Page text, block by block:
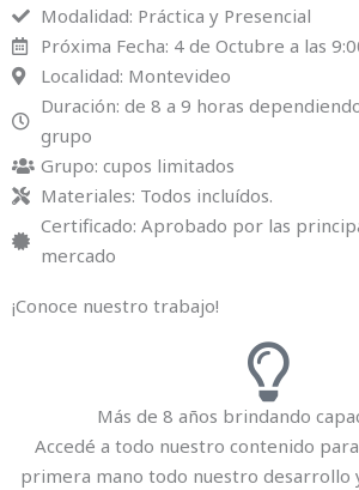
Modalidad: Práctica y Presencial
Próxima Fecha: 4 de Octubre a las
Localidad: Montevideo
Duración: de 8 a 9 horas
grupo
Grupo: cupos limitados
Materiales: Todos incluídos.
Certificado: Aprobado por las
mercado
¡Conoce nuestro trabajo!
Más de 8 años brindando
Accedé a todo nuestro contenido
primera mano todo nuestro desarrollo